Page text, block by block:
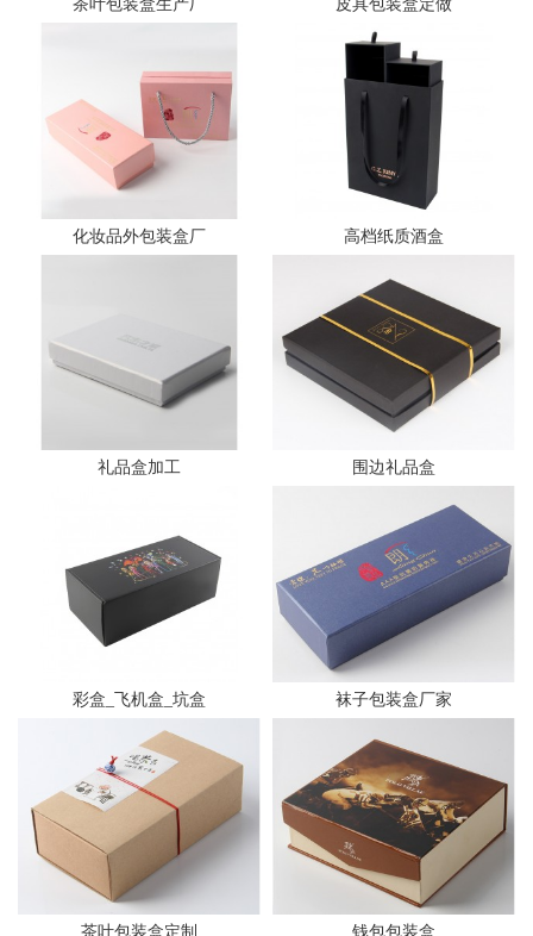
茶叶包装盒生产厂 皮具包装盒定做
化妆品外包装盒厂 高档纸质酒盒
礼品盒加工 围边礼品盒
彩盒_飞机盒_坑盒 袜子包装盒厂家
茶叶包装盒定制 钱包包装盒